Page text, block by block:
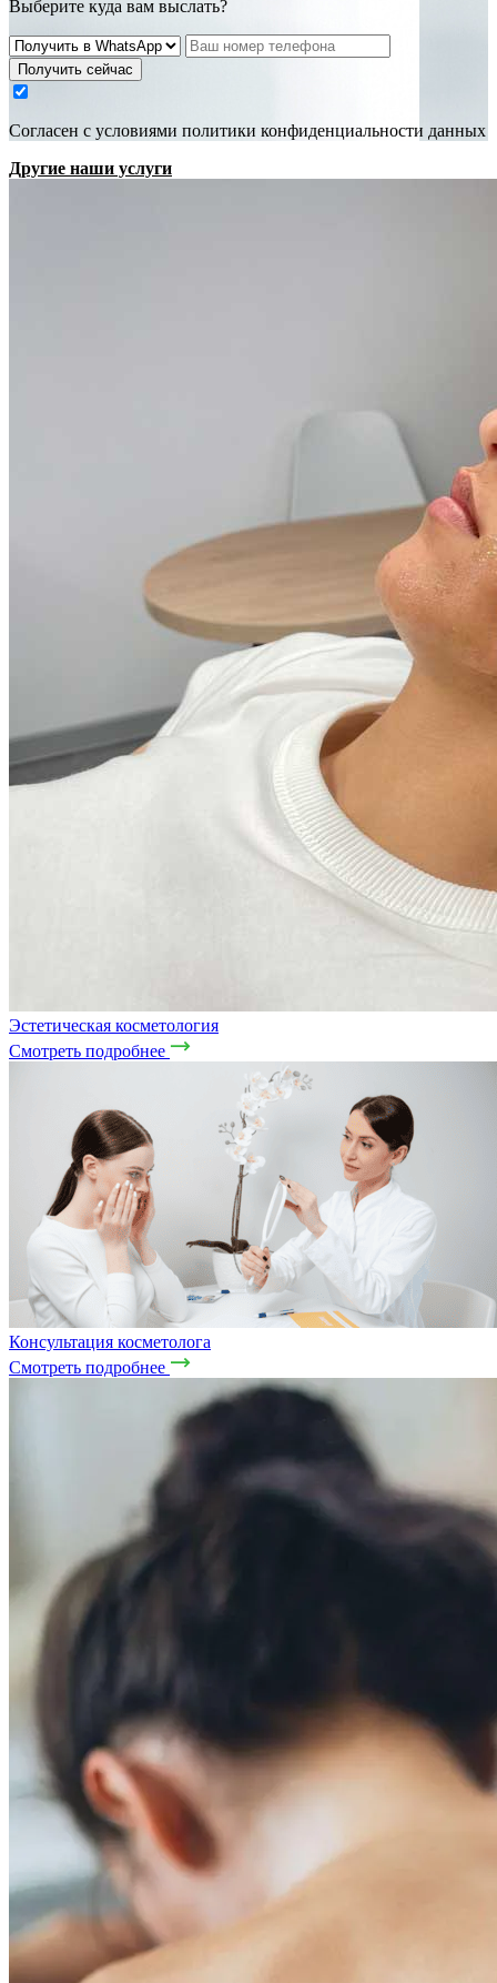
Выберите куда вам выслать?
Получить сейчас
Cогласен с условиями политики конфиденциальности данных
Другие наши услуги
Эстетическая косметология
Смотреть подробнее
Консультация косметолога
Смотреть подробнее